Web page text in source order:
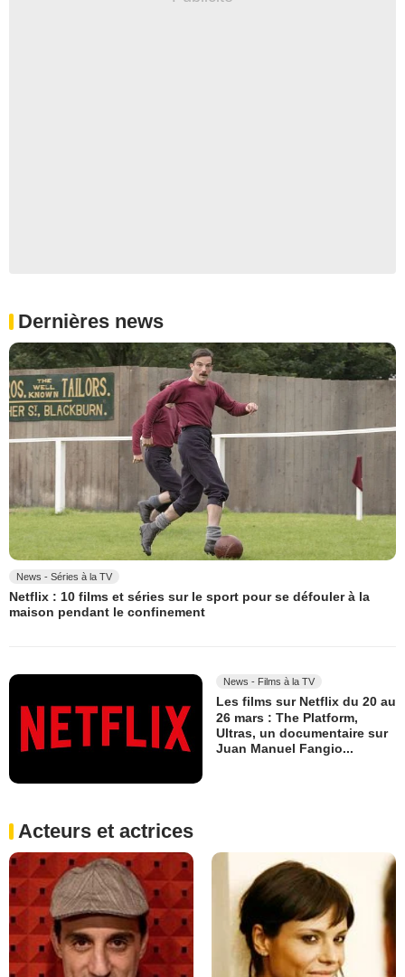
Dernières news
News - Séries à la TV
Netflix : 10 films et séries sur le sport pour se défouler à la
maison pendant le confinement
News - Films à la TV
Les films sur Netflix du 20 au
26 mars : The Platform,
Ultras, un documentaire sur
Juan Manuel Fangio...
Acteurs et actrices